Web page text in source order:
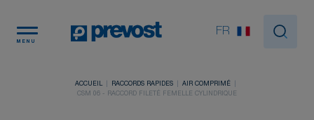
MENU
FR
ACCUEIL RACCORDS RAPIDES
AIR COMPRIMÉ
CSM 06 - RACCORD FILETÉ FEMELLE CYLINDRIQUE